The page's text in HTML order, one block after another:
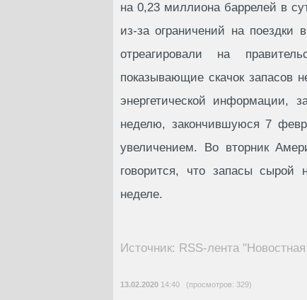
на 0,23 миллиона баррелей в
из-за ограничений на
отреагировали на
показывающие скачок
энергетической
неделю, закончившуюся 7
увеличением. Во вторник
говорится, что запасы
неделе.
Источник: RSS-лента
13.02.2020 14:40 (просмотров: 329)